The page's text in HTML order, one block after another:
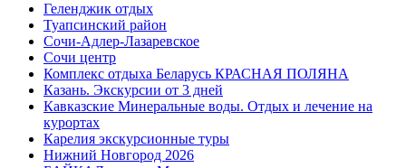
Геленджик отдых
Туапсинский район
Сочи-Адлер-Лазаревское
Сочи центр
Комплекс отдыха Беларусь КРАСНАЯ ПОЛЯНА
Казань. Экскурсии от 3 дней
Кавказские Минеральные воды. Отдых и лечение на
курортах
Карелия экскурсионные туры
Нижний Новгород 2026